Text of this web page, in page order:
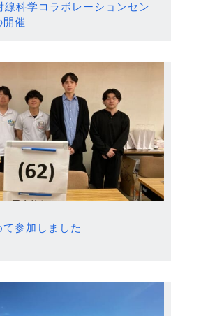
線科学コラボレーションセン
開催
参加しました